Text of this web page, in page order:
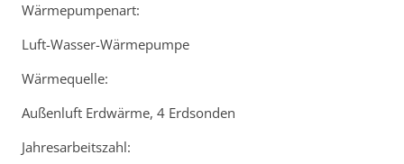
Wärmepumpenart:
Luft-Wasser-Wärmepumpe
Wärmequelle:
Außenluft Erdwärme, 4 Erdsonden
Jahresarbeitszahl: